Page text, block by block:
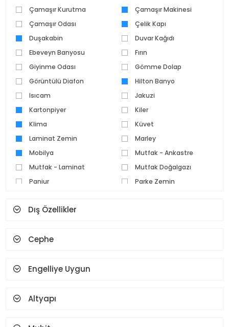
Çamaşır Kurutma
Makinesi
Çamaşır Makinesi
Çamaşır Odası
Çelik Kapı
Duşakabin
Duvar Kağıdı
Ebeveyn Banyosu
Fırın
Giyinme Odası
Gömme Dolap
Görüntülü Diafon
Hilton Banyo
Isıcam
Jakuzi
Kartonpiyer
Kiler
Klima
Küvet
Laminat Zemin
Marley
Mobilya
Mutfak - Ankastre
Mutfak - Laminat
Mutfak Doğalgazı
Panjur
Parke Zemin
Set Üstü Ocak
Teras
Dış Özellikler
Cephe
Engelliye Uygun
Altyapı